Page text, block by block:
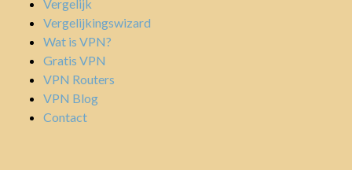
Vergelijk
Vergelijkingswizard
Wat is VPN?
Gratis VPN
VPN Routers
VPN Blog
Contact